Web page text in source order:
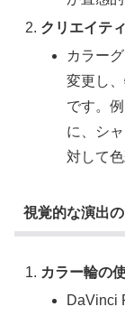
クリエイテ
カラー
変更し
です。
に、シ
対して
視覚的な演出
カラー輪の
DaVinci